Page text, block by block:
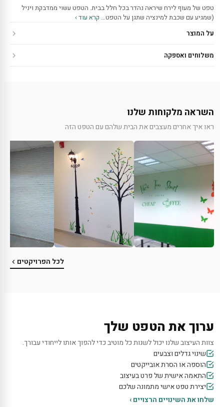
טפט של מעוף לירח שיראה נהדר בכל חלל בבית. הטפט עשוי ממדבקת ויניל
(שמגיע עם שכבת למינציה שתגן על הטפט… קרא עוד ›
על המוצר
משלוחים ואספקה
השראה מלקוחות שלנו
ראו איך אחרים מעצבים את הבית שלהם עם הטפט הזה
לכל הפרויקטים
ערוך את הטפט שלך
צוות העיצוב שלנו יכול לשנות כל מוטיב כדי להפוך אותו לייחודי עבורך.
שינוי גדלים וצבעים
הוספה או הסרת אובייקטים
התאמה אישית של פרט בעיצוב
יצירת טפט אישי מתמונה שלכם
שלחו את השינויים הרצויים ›